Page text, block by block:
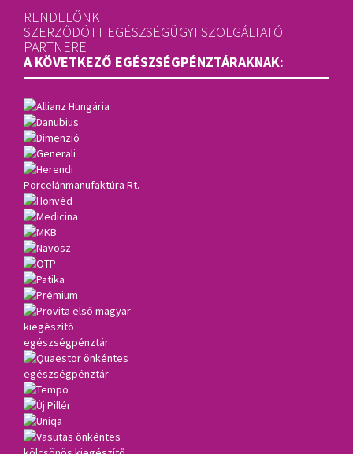
RENDELŐNK
SZERZŐDÖTT EGÉSZSÉGÜGYI SZOLGÁLTATÓ
PARTNERE
A KÖVETKEZŐ EGÉSZSÉGPÉNZTÁRAKNAK: